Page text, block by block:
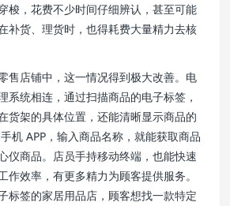
梭，花费不少时间仔细辨认，甚至可能
补货、理货时，也得耗费大量精力去核
售店铺中，这一情况得到极大改善。电
系统相连，通过扫描商品的电子标签，
货架的具体位置，还能清晰显示商品的
机 APP，输入商品名称，就能获取商品
仪商品。店员手持移动终端，也能快速
作效率，有更多精力为顾客提供服务。
标签的家居用品店，顾客想找一款特定